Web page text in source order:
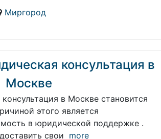
Миргород
консультация в
Москве
в Москве становится
этого является
в юридической поддержке .
свои more